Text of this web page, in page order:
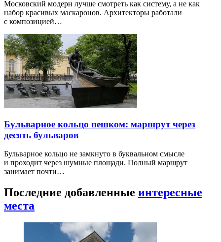
Московский модерн лучше смотреть как систему, а не как
набор красивых маскаронов. Архитекторы работали
с композицией…
Бульварное кольцо пешком: маршрут через
десять бульваров
Бульварное кольцо не замкнуто в буквальном смысле
и проходит через шумные площади. Полный маршрут
занимает почти…
Последние добавленные интересные
места